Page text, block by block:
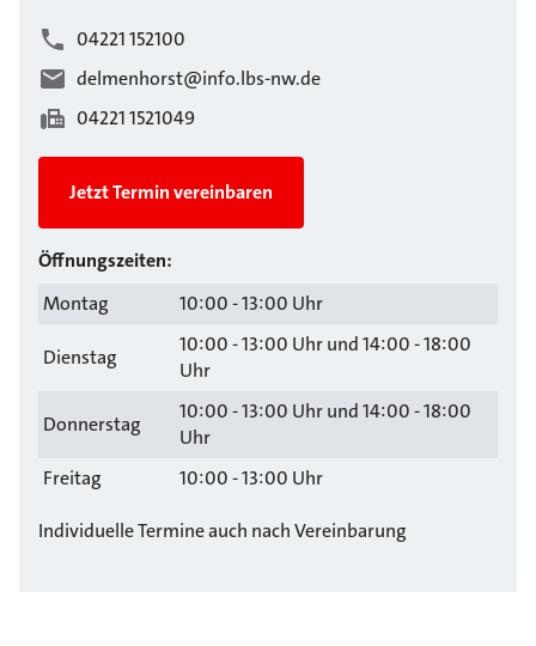
04221 152100
delmenhorst@info.lbs-nw.de
04221 1521049
Jetzt Termin vereinbaren
Öffnungszeiten:
Montag
10:00 - 13:00 Uhr
Dienstag
10:00 - 13:00 Uhr und 14:00 - 18:00
Uhr
Donnerstag
10:00 - 13:00 Uhr und 14:00 - 18:00
Uhr
Freitag
10:00 - 13:00 Uhr
Individuelle Termine auch nach Vereinbarung